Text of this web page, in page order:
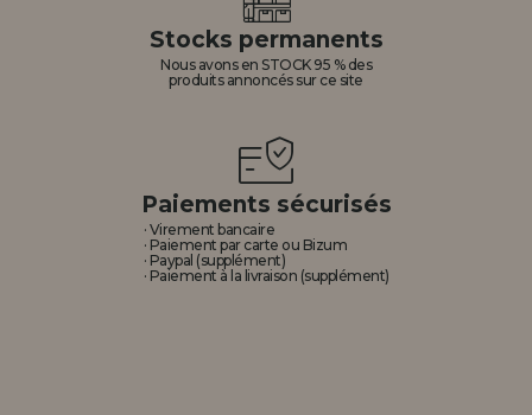
Stocks permanents
Nous avons en STOCK 95 % des
produits annoncés sur ce site
Paiements sécurisés
· Virement bancaire
· Paiement par carte ou Bizum
· Paypal (supplément)
· Paiement à la livraison (supplément)